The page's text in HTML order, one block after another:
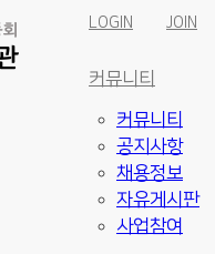
LOGIN JOIN
커뮤니티
커뮤니티
공지사항
채용정보
자유게시판
사업참여